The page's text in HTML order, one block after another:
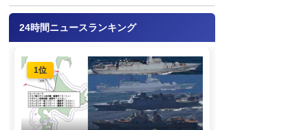
24時間ニュースランキング
1位